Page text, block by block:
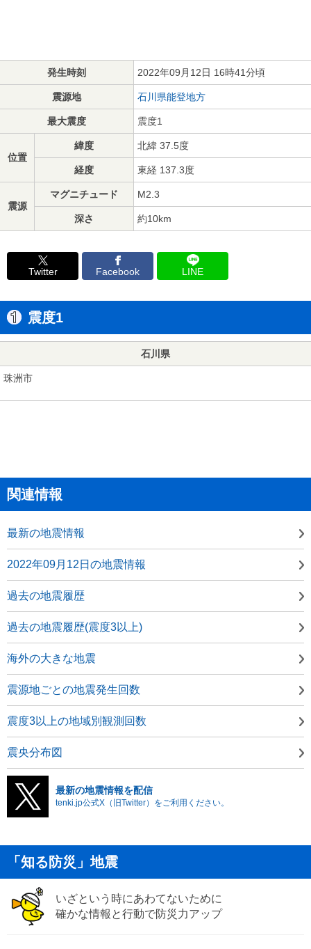
発生時刻 2022年09月12日 16時41分頃
震源地 石川県能登地方
最大震度 震度1
位置
緯度 北緯 37.5度
経度 東経 137.3度
震源
マグニチュード M2.3
深さ 約10km
Twitter Facebook LINE
震度1
石川県
珠洲市
関連情報
最新の地震情報
2022年09月12日の地震情報
過去の地震履歴
過去の地震履歴(震度3以上)
海外の大きな地震
震源地ごとの地震発生回数
震度3以上の地域別観測回数
震央分布図
最新の地震情報を配信
tenki.jp公式X（旧Twitter）をご利用ください。
「知る防災」地震
いざという時にあわてないために
確かな情報と行動で防災力アップ